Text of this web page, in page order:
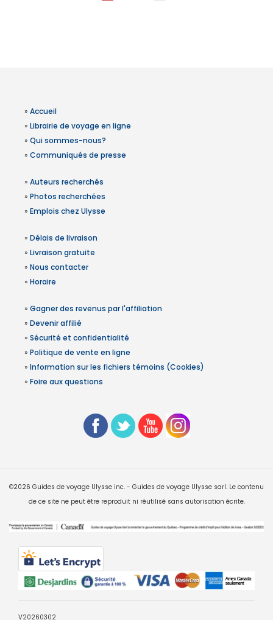
» Accueil
» Librairie de voyage en ligne
» Qui sommes-nous?
» Communiqués de presse
» Auteurs recherchés
» Photos recherchées
» Emplois chez Ulysse
» Délais de livraison
» Livraison gratuite
» Nous contacter
» Horaire
» Gagner des revenus par l'affiliation
» Devenir affilié
» Sécurité et confidentialité
» Politique de vente en ligne
» Information sur les fichiers témoins (Cookies)
» Foire aux questions
©2026 Guides de voyage Ulysse inc. - Guides de voyage Ulysse sarl. Le contenu
de ce site ne peut être reproduit ni réutilisé sans autorisation écrite.
V20260302